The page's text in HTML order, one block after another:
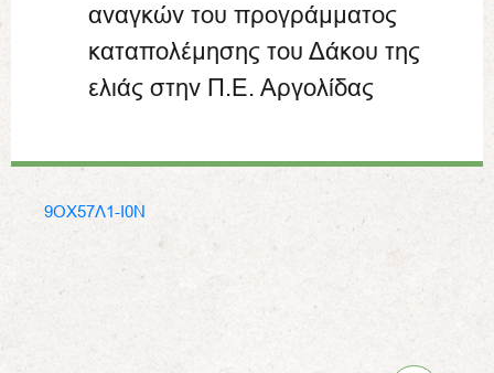
αναγκών του προγράμματος
καταπολέμησης του Δάκου της
ελιάς στην Π.Ε. Αργολίδας
9ΟΧ57Λ1-Ι0Ν